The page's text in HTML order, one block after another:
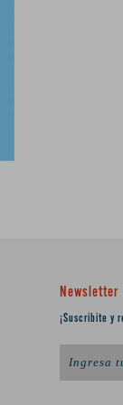
Newsletter
¡Suscribite y